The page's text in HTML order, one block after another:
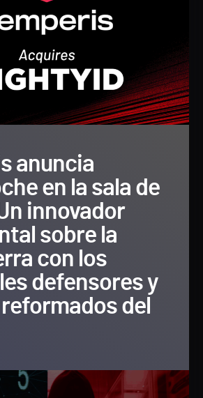
anuncia
en la sala de
innovador
sobre la
con los
defensores y
del